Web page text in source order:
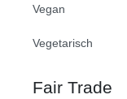
Vegan
Vegetarisch
Fair Trade